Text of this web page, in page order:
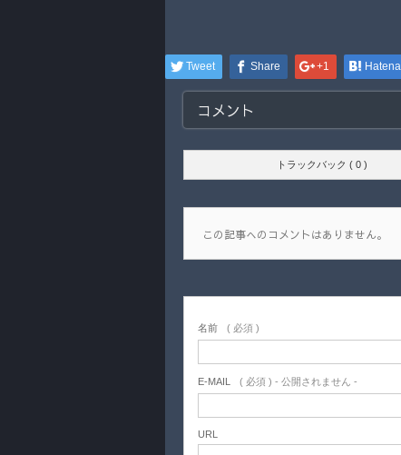
Tweet Share +1 Hatena
コメント
トラックバック ( 0 )
この記事へのコメントはありません。
名前 ( 必須 )
E-MAIL ( 必須 ) - 公開されません -
URL